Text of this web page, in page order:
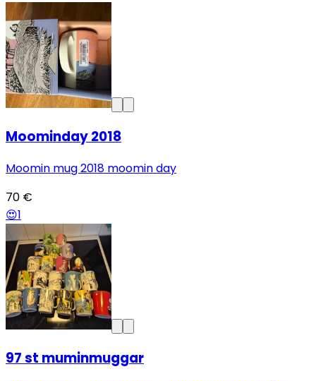
Moominday 2018
Moomin mug 2018 moomin day
70 €
😍1
97 st muminmuggar